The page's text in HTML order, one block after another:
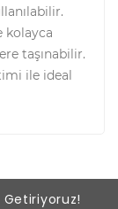
kolayca
taşınabilir.
ile ideal
Getiriyoruz!